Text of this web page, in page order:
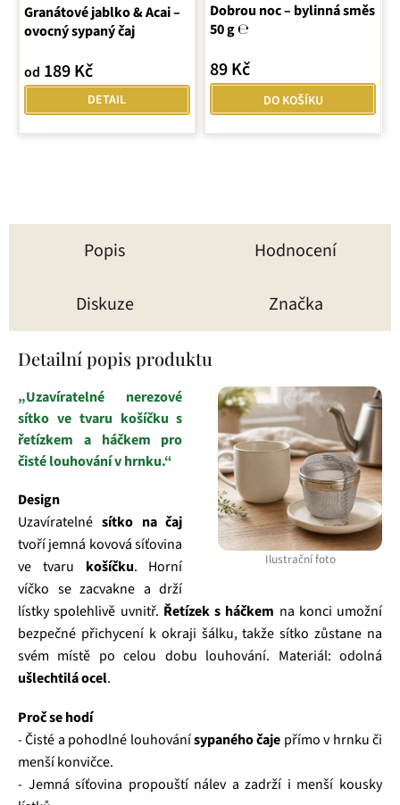
Granátové jablko & Acai –
ovocný sypaný čaj
od 189 Kč
DETAIL
Dobrou noc – bylinná směs
50 g ℮
hodnocení
produktu
5,0
5
hvězdiček.
89 Kč
DO KOŠÍKU
Popis Hodnocení
Diskuze Značka
Detailní popis produktu
Ilustrační foto
„Uzavíratelné nerezové
sítko ve tvaru košíčku s
řetízkem a háčkem pro
čisté louhování v hrnku.“
Design
Uzavíratelné sítko na čaj
tvoří jemná kovová síťovina
ve tvaru košíčku. Horní
víčko se zacvakne a drží
lístky spolehlivě uvnitř. Řetízek s háčkem na konci umožní
bezpečné přichycení k okraji šálku, takže sítko zůstane na
svém místě po celou dobu louhování. Materiál: odolná
ušlechtilá ocel.
Proč se hodí
- Čisté a pohodlné louhovánísypaného čaje přímo v hrnku či
menší konvičce.
- Jemná síťovina propouští nálev a zadrží i menší kousky